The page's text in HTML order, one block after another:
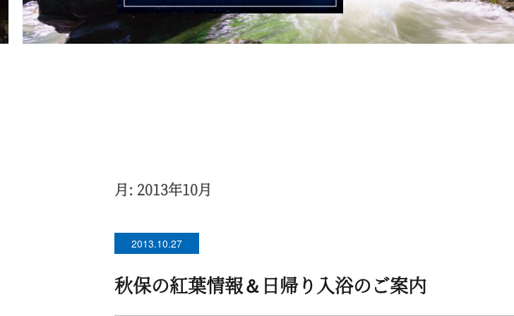
月: 2013年10月
2013.10.27
秋保の紅葉情報＆日帰り入浴のご案内